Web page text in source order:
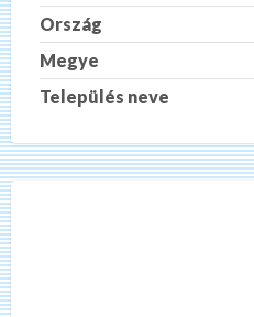
Ország
Megye
Település neve